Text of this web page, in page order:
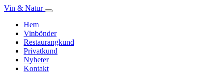
Vin & Natur
Hem
Vinbönder
Restaurangkund
Privatkund
Nyheter
Kontakt